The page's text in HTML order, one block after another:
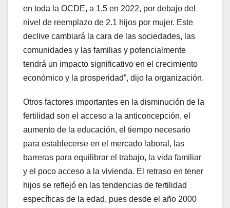
en toda la OCDE, a 1.5 en 2022, por debajo del
nivel de reemplazo de 2.1 hijos por mujer. Este
declive cambiará la cara de las sociedades, las
comunidades y las familias y potencialmente
tendrá un impacto significativo en el crecimiento
económico y la prosperidad”, dijo la organización.
Otros factores importantes en la disminución de la
fertilidad son el acceso a la anticoncepción, el
aumento de la educación, el tiempo necesario
para establecerse en el mercado laboral, las
barreras para equilibrar el trabajo, la vida familiar
y el poco acceso a la vivienda. El retraso en tener
hijos se reflejó en las tendencias de fertilidad
específicas de la edad, pues desde el año 2000